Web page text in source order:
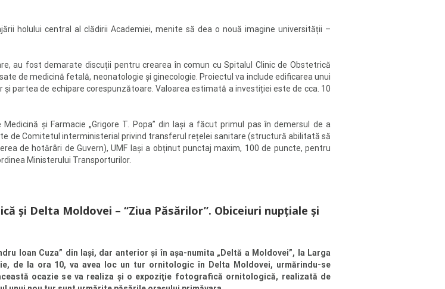
holului central al clădirii Academiei, menite să dea o nouă imagine universității –
au fost demarate discuții pentru crearea în comun cu Spitalul Clinic de Obstetrică
de medicină fetală, neonatologie și ginecologie. Proiectul va include edificarea unui
partea de echipare corespunzătoare. Valoarea estimată a investiției este de cca. 10
și Farmacie „Grigore T. Popa” din Iași a făcut primul pas în demersul de a
de Comitetul interministerial privind transferul rețelei sanitare (structură abilitată să
de hotărâri de Guvern), UMF Iași a obținut punctaj maxim, 100 de puncte, pentru
Ministerului Transporturilor.
şi Delta Moldovei – “Ziua Păsărilor”. Obiceiuri nupţiale şi
Ioan Cuza” din Iaşi, dar anterior şi în aşa-numita „Deltă a Moldovei”, la Larga
de la ora 10, va avea loc un tur ornitologic în Delta Moldovei, urmărindu-se
ocazie se va realiza şi o expoziţie fotografică ornitologică, realizată de